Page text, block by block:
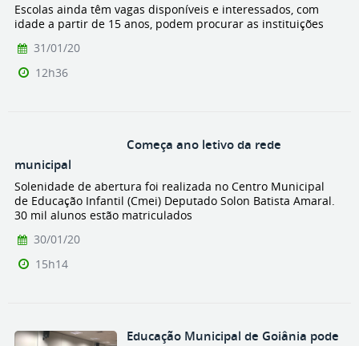
Escolas ainda têm vagas disponíveis e interessados, com
idade a partir de 15 anos, podem procurar as instituições
31/01/20
12h36
Começa ano letivo da rede
municipal
Solenidade de abertura foi realizada no Centro Municipal
de Educação Infantil (Cmei) Deputado Solon Batista Amaral.
30 mil alunos estão matriculados
30/01/20
15h14
Educação Municipal de Goiânia pode